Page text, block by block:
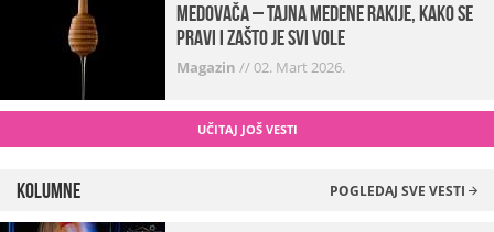
Medovača – tajna medene rakije, kako se
pravi i zašto je svi vole
Magazin //02. Mart 2026.
UČITAJ JOŠ VESTI
Kolumne POGLEDAJ SVE VESTI